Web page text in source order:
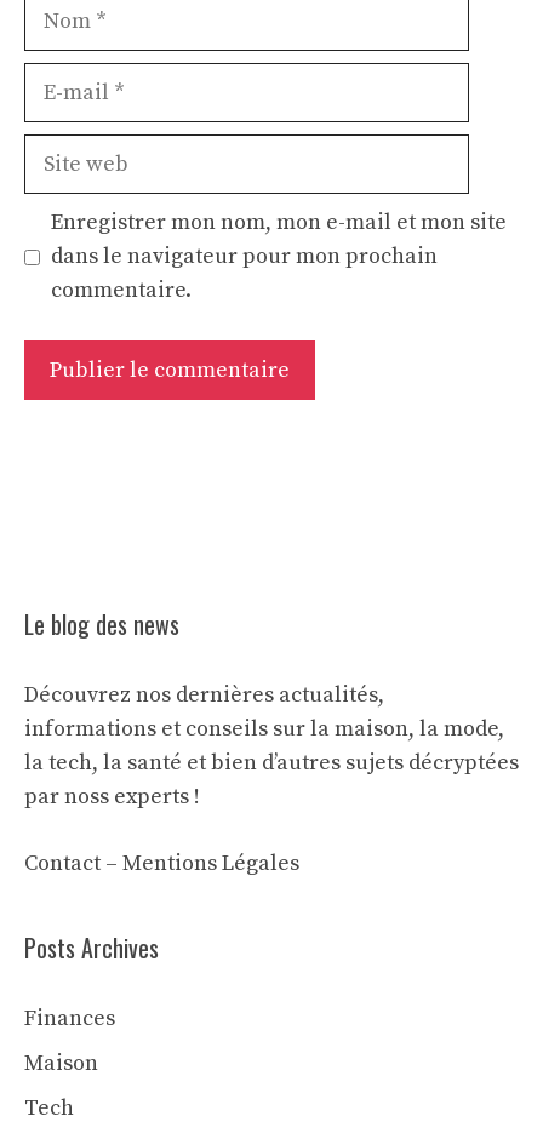
Nom
Site
Enregistrer mon nom, mon e-mail et mon site
dans le navigateur pour mon prochain
commentaire.
Le blog des news
Découvrez nos dernières actualités,
informations et conseils sur la maison, la mode,
la tech, la santé et bien d’autres sujets décryptées
par noss experts !
Contact – Mentions Légales
Posts Archives
Finances
Maison
Tech